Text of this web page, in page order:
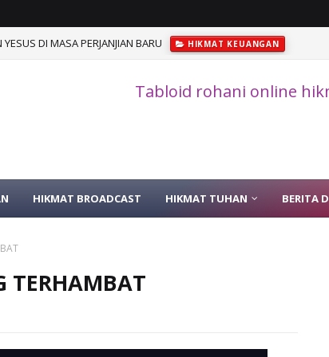
DI MASA PERJANJIAN BARU HIKMAT KEUANGAN
Tabloid rohani online
HIKMAT BROADCAST HIKMAT TUHAN BERITA
TERHAMBAT